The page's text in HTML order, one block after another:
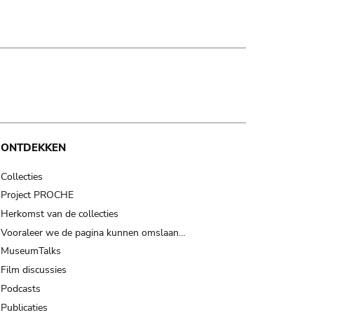
ONTDEKKEN
Collecties
Project PROCHE
Herkomst van de collecties
Vooraleer we de pagina kunnen omslaan…
MuseumTalks
Film discussies
Podcasts
Publicaties